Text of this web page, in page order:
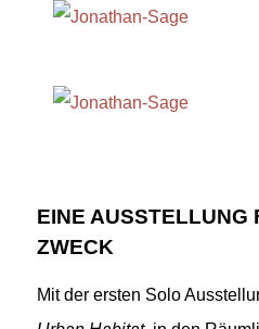
EINE AUSSTELLUNG
ZWECK
Mit der ersten Solo